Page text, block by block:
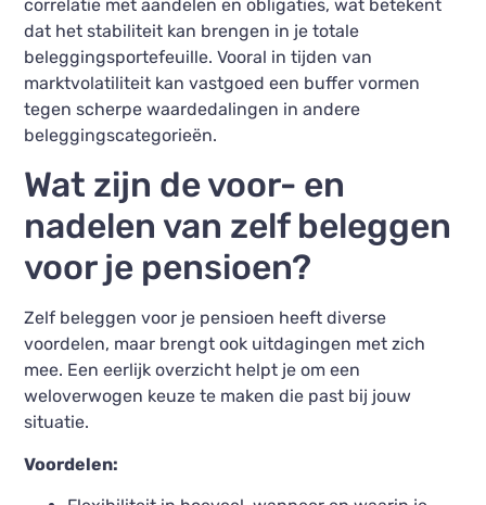
correlatie met aandelen en obligaties, wat betekent
dat het stabiliteit kan brengen in je totale
beleggingsportefeuille. Vooral in tijden van
marktvolatiliteit kan vastgoed een buffer vormen
tegen scherpe waardedalingen in andere
beleggingscategorieën.
Wat zijn de voor- en
nadelen van zelf beleggen
voor je pensioen?
Zelf beleggen voor je pensioen heeft diverse
voordelen, maar brengt ook uitdagingen met zich
mee. Een eerlijk overzicht helpt je om een
weloverwogen keuze te maken die past bij jouw
situatie.
Voordelen: